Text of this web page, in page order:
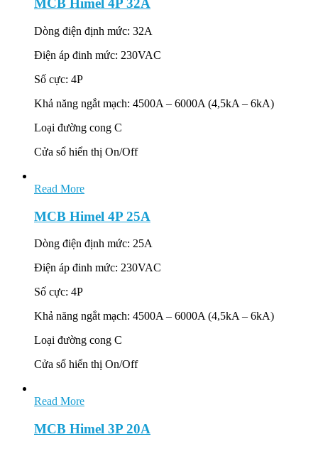
MCB Himel 4P 32A
Dòng điện định mức: 32A
Điện áp đinh mức: 230VAC
Số cực: 4P
Khả năng ngắt mạch: 4500A – 6000A (4,5kA – 6kA)
Loại đường cong C
Cửa sổ hiển thị On/Off
Read More
MCB Himel 4P 25A
Dòng điện định mức: 25A
Điện áp đinh mức: 230VAC
Số cực: 4P
Khả năng ngắt mạch: 4500A – 6000A (4,5kA – 6kA)
Loại đường cong C
Cửa sổ hiển thị On/Off
Read More
MCB Himel 3P 20A